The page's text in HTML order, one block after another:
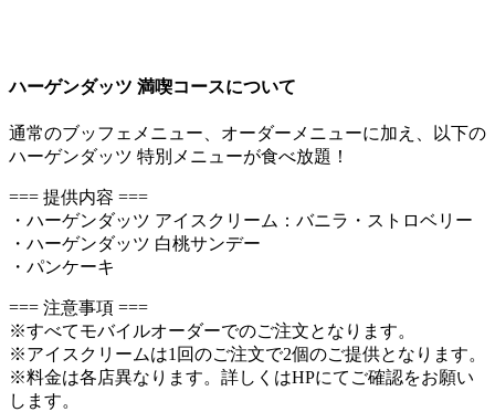
ハーゲンダッツ 満喫コースについて
通常のブッフェメニュー、オーダーメニューに加え、以下の
ハーゲンダッツ 特別メニューが食べ放題！
=== 提供内容 ===
・ハーゲンダッツ アイスクリーム：バニラ・ストロベリー
・ハーゲンダッツ 白桃サンデー
・パンケーキ
=== 注意事項 ===
※すべてモバイルオーダーでのご注文となります。
※アイスクリームは1回のご注文で2個のご提供となります。
※料金は各店異なります。詳しくはHPにてご確認をお願い
します。